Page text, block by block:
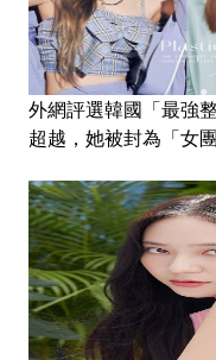
外網評選韓國「最強
超越，她被封為「女